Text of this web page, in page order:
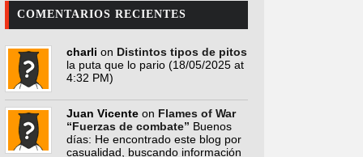
COMENTARIOS RECIENTES
charli on Distintos tipos de pitos
la puta que lo pario (18/05/2025 at
4:32 PM)
Juan Vicente on Flames of War
“Fuerzas de combate” Buenos
días: He encontrado este blog por
casualidad, buscando información